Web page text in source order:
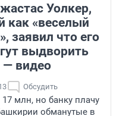
Уолкер,
как «веселый
заявил что его
выдворить
— видео
Обсудить
млн, но банку плачу
обманутые в